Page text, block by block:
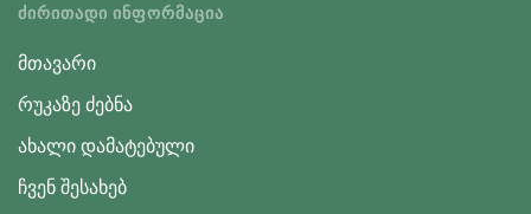
ᲫᲘᲠᲘᲗᲐᲓᲘ ᲘᲜᲤᲝᲠᲛᲐᲪᲘᲐ
მთავარი
რუკაზე ძებნა
ახალი დამატებული
ჩვენ შესახებ